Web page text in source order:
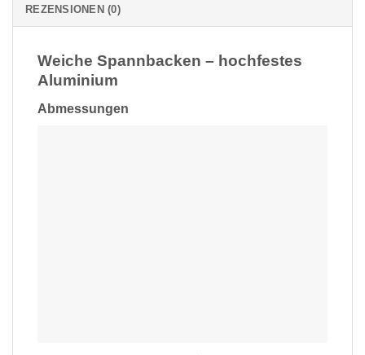
REZENSIONEN (0)
Weiche Spannbacken – hochfestes
Aluminium
Abmessungen